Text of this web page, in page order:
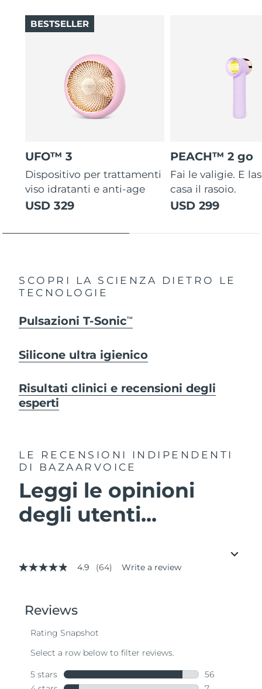
UFO™ 3
Dispositivo per trattamenti
viso idratanti e anti-age
USD 329
BESTSELLER
PEACH™ 2 go
Fai le valigie. E
casa il rasoio.
USD 299
SCOPRI LA SCIENZA DIETRO LE
TECNOLOGIE
Pulsazioni T-SonicTM
Silicone ultra igienico
Risultati clinici e recensioni degli
esperti
LE RECENSIONI INDIPENDENTI
DI BAZAARVOICE
Leggi le opinioni
degli utenti...
4.9
stars,
average
value.
Same
page
4.9 (64) Write a review